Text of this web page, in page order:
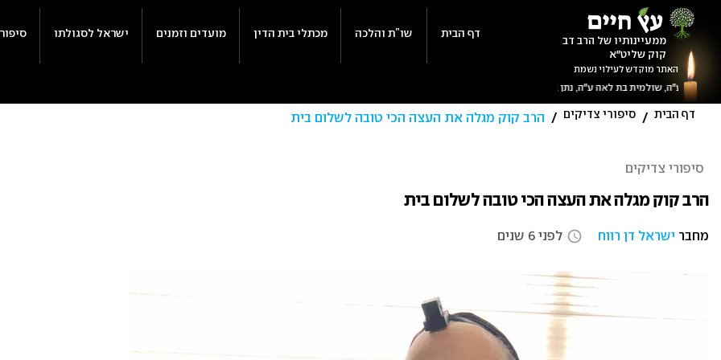
content
ממעיינותיו של הרב דב
קוק שליט"א
דף הבית שו”ת והלכה מכתלי בית הדין מועדים וזמנים ישראל לסגולתו
האתר מוקדש לעילוי נשמת
דף הבית / סיפורי צדיקים / הרב קוק מגלה את העצה הכי טובה לשלום בית
סיפורי צדיקים
הרב קוק מגלה את העצה הכי טובה לשלום בית
מחבר ישראל דן רווח access_time לפני 6 שנים